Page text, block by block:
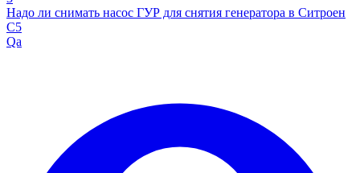
Надо ли снимать насос ГУР для снятия генератора в Ситроен
С5
Qa